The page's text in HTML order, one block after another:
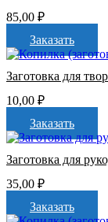
85,00 ₽
Заказать
Заготовка для
10,00 ₽
Заказать
Заготовка для
35,00 ₽
Заказать